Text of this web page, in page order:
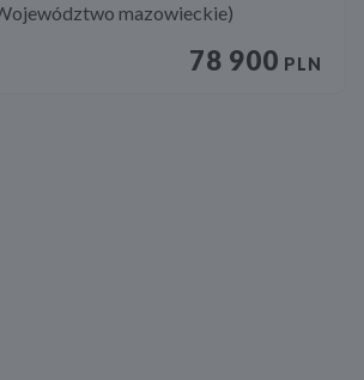
mazowieckie)
78 900 PLN